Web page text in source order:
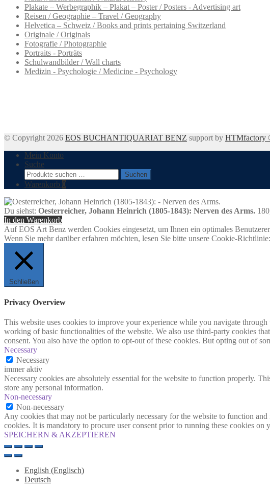
Plakate – Werbegraphik – Plakat – Poster / Posters - Advertising art
Reisen / Geographie – Travel / Geography
Helvetica – Schweiz / Books and prints pertaining Switzerland
Originale / Originals
Fotografie / Photographie
Portraits - Porträts
Schulwandbilder / Wall charts
Medizin - Psychologie / Medicine - Psychology
© Copyright 2026 EOS BUCHANTIQUARIAT BENZ support by HTMfactory
Mein Konto
Suche
Suchen
nach:
Suchen
Warenkorb 0
Du siehst: Oesterreicher, Johann Heinrich (1805-1843): Nerven des Arms.
In den Warenkorb
Auf EOS Art Benz werden Cookies eingesetzt, um Ihnen ein optimales
Wenn Sie mehr darüber erfahren möchten, lesen Sie bitte unsere Cookie-Richtlinie:
Schließen
Privacy Overview
This website uses cookies to improve your experience while you navigate
working of basic functionalities of the website. We also use third-party cookies
consent. You also have the option to opt-out of these cookies. But opting out of
Necessary
Necessary
immer aktiv
Necessary cookies are absolutely essential for the website to function properly.
store any personal information.
Non-necessary
Non-necessary
Any cookies that may not be particularly necessary for the website to function
cookies. It is mandatory to procure user consent prior to running these cookies on
SPEICHERN & AKZEPTIEREN
English (Englisch)
Deutsch